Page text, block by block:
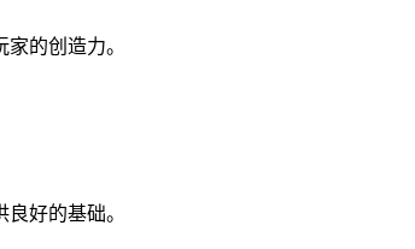
的创造力。
好的基础。